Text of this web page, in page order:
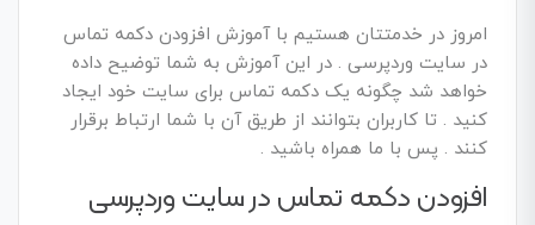
امروز در خدمتتان هستیم با آموزش افزودن دکمه تماس
در سایت وردپرسی . در این آموزش به شما توضیح داده
خواهد شد چگونه یک دکمه تماس برای سایت خود ایجاد
کنید . تا کاربران بتوانند از طریق آن با شما ارتباط برقرار
کنند . پس با ما همراه باشید .
افزودن دکمه تماس در سایت وردپرسی